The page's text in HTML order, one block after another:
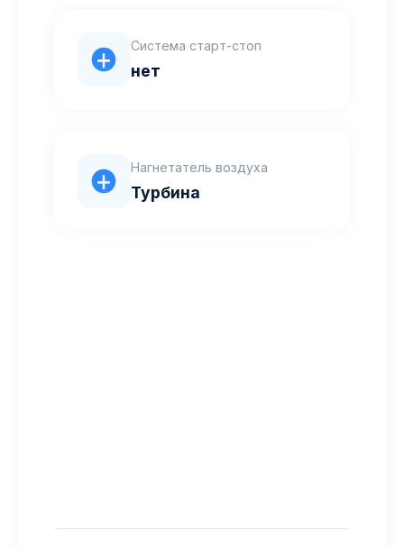
Система старт-стоп
нет
Нагнетатель воздуха
Турбина